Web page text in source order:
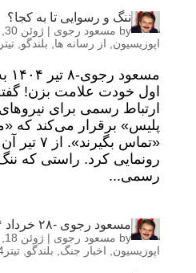
ننگ و رسوایی تا به کجا؟
by مسعود رجوی | ژوئن 30, 2025 11:39 ب.ظ
اپوزیسیون
از رسانه ها بلندگو تیتر4
اول خودت علامت بزن!
ارتباط رسمی برای
پلیس» برقرار می‌کند که
«تماس
رونمایی کرد. راستی که
رسمی...
مسعود رجوی -۲۸ خرداد ۱۴۰۴ – ناگفتـهٔ خامنـه‌ای
by مسعود رجوی | ژوئن 18, 2025 6:42 ب.ظ
اپوزیسیون
اخبار جنگ بلندگو تیتر4